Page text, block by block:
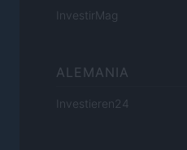
InvestirMag
ALEMANIA
Investieren24